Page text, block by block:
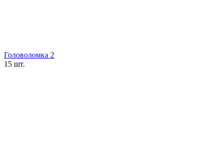
Головоломка 2
15 шт.